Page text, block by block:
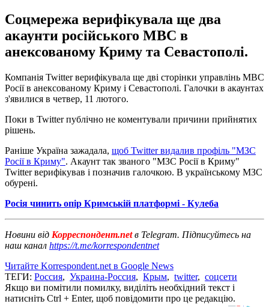
Соцмережа верифікувала ще два
акаунти російського МВС в
анексованому Криму та Севастополі.
Компанія Twitter верифікувала ще дві сторінки управлінь МВС
Росії в анексованому Криму і Севастополі. Галочки в акаунтах
з'явилися в четвер, 11 лютого.
Поки в Twitter публічно не коментували причини прийнятих
рішень.
Раніше Україна зажадала, щоб Twitter видалив профіль "МЗС
Росії в Криму". Акаунт так званого "МЗС Росії в Криму"
Twitter верифікував і позначив галочкою. В українському МЗС
обурені.
Росія чинить опір Кримській платформі - Кулеба
Новини від Корреспондент.netв Telegram. Підписуйтесь на
наш канал https://t.me/korrespondentnet
Читайте Korrespondent.net в Google News
ТЕГИ: Россия, Украина-Россия, Крым, twitter, соцсети
Якщо ви помітили помилку, виділіть необхідний текст і
натисніть Ctrl + Enter, щоб повідомити про це редакцію.